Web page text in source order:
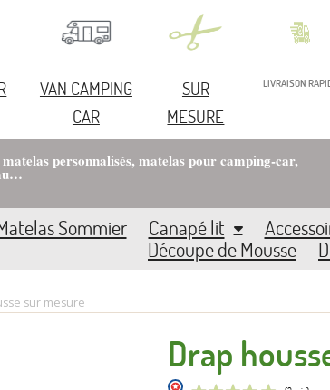
VAN CAMPING
CAR
SUR
MESURE
LIVRAISON
personnalisés, matelas pour camping-car,
Sommier Canapé lit
Découpe de Mousse
sur mesure
Drap